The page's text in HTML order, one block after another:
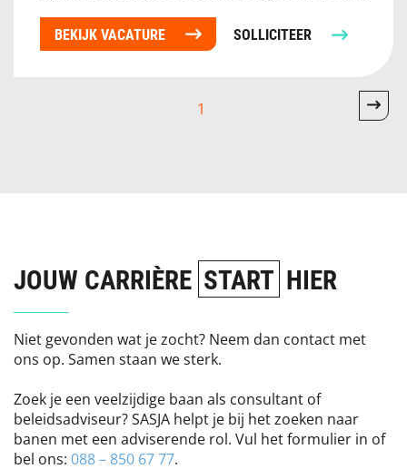
BEKIJK VACATURE SOLLICITEER
1
JOUW CARRIÈRE START HIER
Niet gevonden wat je zocht? Neem dan contact met
ons op. Samen staan we sterk.
Zoek je een veelzijdige baan als consultant of
beleidsadviseur? SASJA helpt je bij het zoeken naar
banen met een adviserende rol. Vul het formulier in of
bel ons: 088 – 850 67 77.